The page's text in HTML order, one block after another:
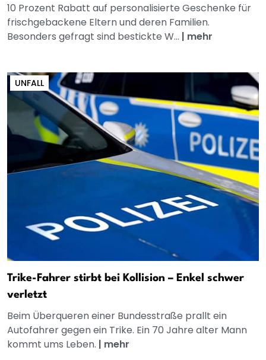
10 Prozent Rabatt auf personalisierte Geschenke für
frischgebackene Eltern und deren Familien.
Besonders gefragt sind bestickte W... | mehr
UNFALL
Trike-Fahrer stirbt bei Kollision – Enkel schwer
verletzt
Beim Überqueren einer Bundesstraße prallt ein
Autofahrer gegen ein Trike. Ein 70 Jahre alter Mann
kommt ums Leben. | mehr